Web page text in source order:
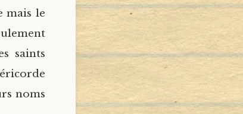
mais le
saints
noms